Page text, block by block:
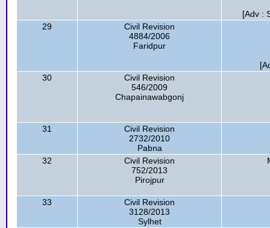
[Adv :
29
Civil Revision
4884/2006
Faridpur
30
Civil Revision
546/2009
Chapainawabgonj
31
Civil Revision
2732/2010
Pabna
32
Civil Revision
752/2013
Pirojpur
33
Civil Revision
3128/2013
Sylhet